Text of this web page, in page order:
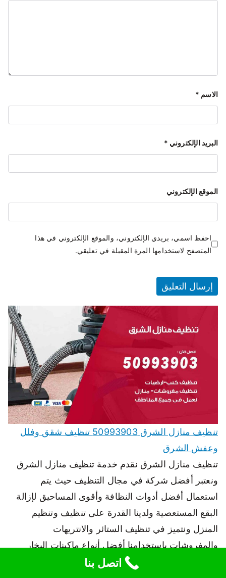
الاسم *
البريد الإلكتروني *
الموقع الإلكتروني
احفظ اسمي، بريدي الإلكتروني، والموقع الإلكتروني في هذا
المتصفح لاستخدامها المرة المقبلة في تعليقي.
تنظيف منازل الشرق 50993903 تنظيف شقق وفلل
وعفش الشرق
تنظيف منازل الشرق نقدم خدمة تنظيف منازل الشرق
ونعتبر أفضل شركة في مجال التنظيف حيث يتم
استعمال أفضل أدوات النظافة وأقوى المساحيق لإزالة
البقع المستعصية ولدينا القدرة على تنظيف وتنظيم
المنزل ونتميز في تنظيف الستائر والانتريهات
والمفروشات باستخدامنا أفضل أنواع ماكينات البخار
والتجفيف وتنظيف الستائر على الجدران والسجاد على
اتصل بنا